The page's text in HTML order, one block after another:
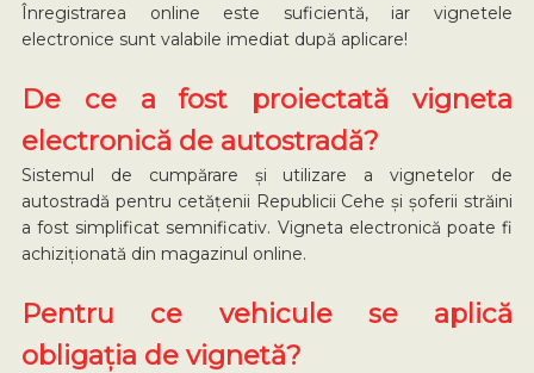
Înregistrarea online este suficientă, iar vignetele
electronice sunt valabile imediat după aplicare!
De ce a fost proiectată vigneta
electronică de autostradă?
Sistemul de cumpărare și utilizare a vignetelor de
autostradă pentru cetățenii Republicii Cehe și șoferii străini
a fost simplificat semnificativ. Vigneta electronică poate fi
achiziționată din magazinul online.
Pentru ce vehicule se aplică
obligația de vignetă?